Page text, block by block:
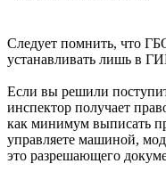
Следует помнить, что
устанавливать лишь в
Если вы решили
инспектор получает
как минимум выписать
управляете машиной,
это разрешающего